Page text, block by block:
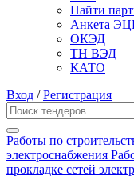
Найти
Анкета
ОКЭД
ТН ВЭД
КАТО
Вход /Регистрация
Работы по
электроснабжения
прокладке сетей